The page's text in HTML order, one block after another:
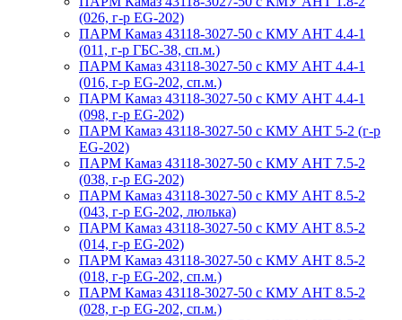
(026, г-р EG-202)
ПАРМ Камаз 43118-3027-50 с КМУ АНТ 4.4-1
(011, г-р ГБС-38, сп.м.)
ПАРМ Камаз 43118-3027-50 с КМУ АНТ 4.4-1
(016, г-р EG-202, сп.м.)
ПАРМ Камаз 43118-3027-50 с КМУ АНТ 4.4-1
(098, г-р EG-202)
ПАРМ Камаз 43118-3027-50 с КМУ АНТ 5-2 (г-р
EG-202)
ПАРМ Камаз 43118-3027-50 с КМУ АНТ 7.5-2
(038, г-р EG-202)
ПАРМ Камаз 43118-3027-50 с КМУ АНТ 8.5-2
(043, г-р EG-202, люлька)
ПАРМ Камаз 43118-3027-50 с КМУ АНТ 8.5-2
(014, г-р EG-202)
ПАРМ Камаз 43118-3027-50 с КМУ АНТ 8.5-2
(018, г-р EG-202, сп.м.)
ПАРМ Камаз 43118-3027-50 с КМУ АНТ 8.5-2
(028, г-р EG-202, сп.м.)